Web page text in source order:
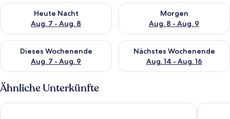
Heute Nacht
Aug. 7 - Aug. 8
Überprüfe die Verfügbarkeit für heute Nacht, Aug. 7 - Aug. 8.
Morgen
Aug. 8 - Aug. 9
Überprüfe die Verfügbarkeit
Dieses Wochenende
Aug. 7 - Aug. 9
Überprüfe die Verfügbarkeit für dieses Wochenende, Aug. 7
Nächstes Wochenende
Aug. 14 - Aug. 16
Überprüfe die Verfügbarkeit
Ähnliche Unterkünfte
Hotel Cesarskie Ogrody